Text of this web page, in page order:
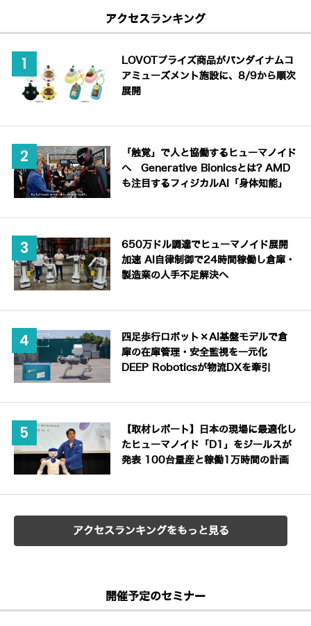
アクセスランキング
LOVOTプライズ商品がバンダイナムコ
アミューズメント施設に、8/9から順次
展開
「触覚」で人と協働するヒューマノイド
へ Generative Bionicsとは? AMD
も注目するフィジカルAI「身体知能」
650万ドル調達でヒューマノイド展開
加速 AI自律制御で24時間稼働し倉庫・
製造業の人手不足解決へ
四足歩行ロボット×AI基盤モデルで倉
庫の在庫管理・安全監視を一元化
DEEP Roboticsが物流DXを牽引
【取材レポート】日本の現場に最適化し
たヒューマノイド「D1」をジールスが
発表 100台量産と稼働1万時間の計画
アクセスランキングをもっと見る
開催予定のセミナー